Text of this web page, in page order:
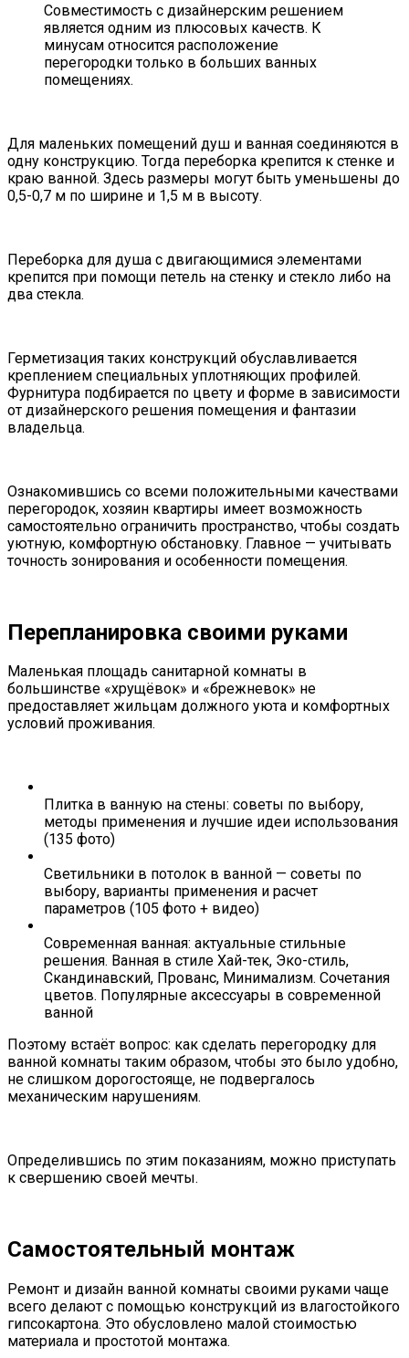
Совместимость с дизайнерским решением
является одним из плюсовых качеств. К
минусам относится расположение
перегородки только в больших ванных
помещениях.
Для маленьких помещений душ и ванная соединяются в
одну конструкцию. Тогда переборка крепится к стенке и
краю ванной. Здесь размеры могут быть уменьшены до
0,5-0,7 м по ширине и 1,5 м в высоту.
Переборка для душа с двигающимися элементами
крепится при помощи петель на стенку и стекло либо на
два стекла.
Герметизация таких конструкций обуславливается
креплением специальных уплотняющих профилей.
Фурнитура подбирается по цвету и форме в зависимости
от дизайнерского решения помещения и фантазии
владельца.
Ознакомившись со всеми положительными качествами
перегородок, хозяин квартиры имеет возможность
самостоятельно ограничить пространство, чтобы создать
уютную, комфортную обстановку. Главное — учитывать
точность зонирования и особенности помещения.
Перепланировка своими руками
Маленькая площадь санитарной комнаты в
большинстве «хрущёвок» и «брежневок» не
предоставляет жильцам должного уюта и комфортных
условий проживания.
Плитка в ванную на стены: советы по выбору,
методы применения и лучшие идеи использования
(135 фото)
Светильники в потолок в ванной — советы по
выбору, варианты применения и расчет
параметров (105 фото + видео)
Современная ванная: актуальные стильные
решения. Ванная в стиле Хай-тек, Эко-стиль,
Скандинавский, Прованс, Минимализм. Сочетания
цветов. Популярные аксессуары в современной
ванной
Поэтому встаёт вопрос: как сделать перегородку для
ванной комнаты таким образом, чтобы это было удобно,
не слишком дорогостояще, не подвергалось
механическим нарушениям.
Определившись по этим показаниям, можно приступать
к свершению своей мечты.
Самостоятельный монтаж
Ремонт и дизайн ванной комнаты своими руками чаще
всего делают с помощью конструкций из влагостойкого
гипсокартона. Это обусловлено малой стоимостью
материала и простотой монтажа.